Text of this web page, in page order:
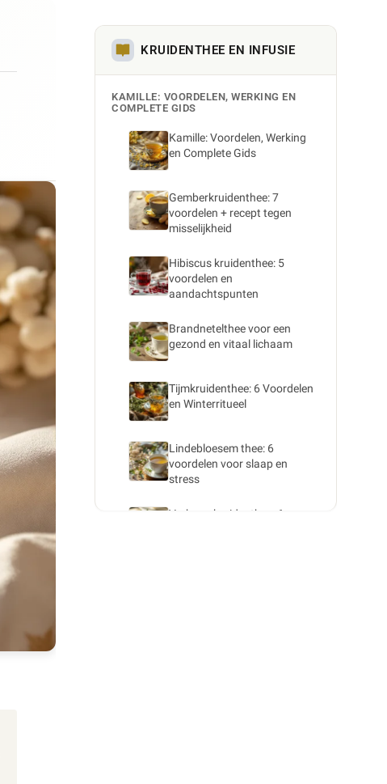
KRUIDENTHEE EN INFUSIE
KAMILLE: VOORDELEN, WERKING EN
COMPLETE GIDS
Kamille: Voordelen, Werking
en Complete Gids
Gemberkruidenthee: 7
voordelen + recept tegen
misselijkheid
Hibiscus kruidenthee: 5
voordelen en
aandachtspunten
Brandnetelthee voor een
gezond en vitaal lichaam
Tijmkruidenthee: 6 Voordelen
en Winterritueel
Lindebloesem thee: 6
voordelen voor slaap en
stress
Verbena kruidenthee: 6